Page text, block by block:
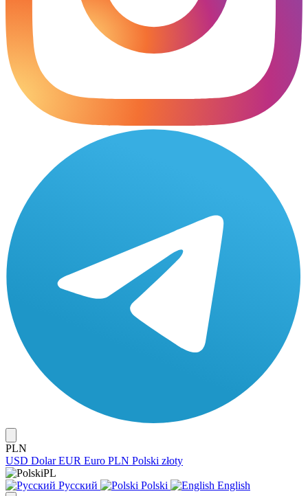
PLN
USD Dolar EUR Euro PLN Polski złoty
PL
Русский
Polski English